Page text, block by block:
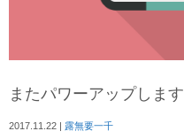
またパワーアップします
2017.11.22 | 露無要一千